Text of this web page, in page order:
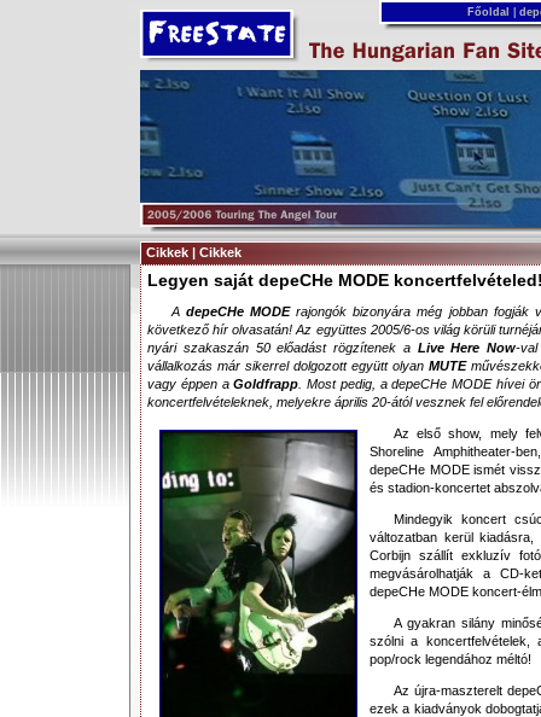
Főoldal
Cikkek | Cikkek
Legyen saját depeCHe MODE
AdepeCHe MODErajongók bizonyára még jobban fogják
következő hír olvasatán! Az együttes 2005/6-os világ körüli
nyári szakaszán 50 előadást rögzítenek a Live Here Now-
vállalkozás már sikerrel dolgozott együtt olyan MUTE
vagy éppen aGoldfrapp . Most pedig, a depeCHe MODE hívei
koncertfelvételeknek, melyekre április 20-ától vesznek fel
Az első show, mely
Shoreline Amphitheater-
depeCHe MODE ismét
és stadion-koncertet
Mindegyik koncert
változatban kerül
Corbijn szállít exkluzív
megvásárolhatják a CD-
depeCHe MODE koncert-
A gyakran silány
szólni a
pop/rock legendához méltó!
Az újra-maszterelt
ezek a kiadványok